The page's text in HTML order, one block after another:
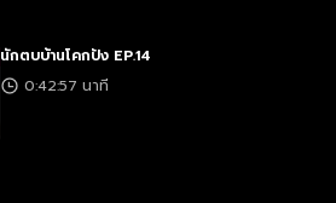
นักตบบ้านโคกปัง EP.14
0:42:57 นาที